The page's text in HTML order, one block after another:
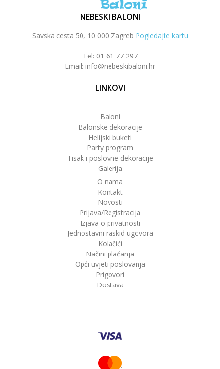
NEBESKI BALONI
Savska cesta 50, 10 000 Zagreb Pogledajte kartu
Tel: 01 61 77 297
Email: info@nebeskibaloni.hr
LINKOVI
Baloni
Balonske dekoracije
Helijski buketi
Party program
Tisak i poslovne dekoracije
Galerija
O nama
Kontakt
Novosti
Prijava/Registracija
Izjava o privatnosti
Jednostavni raskid ugovora
Kolačići
Načini plaćanja
Opći uvjeti poslovanja
Prigovori
Dostava